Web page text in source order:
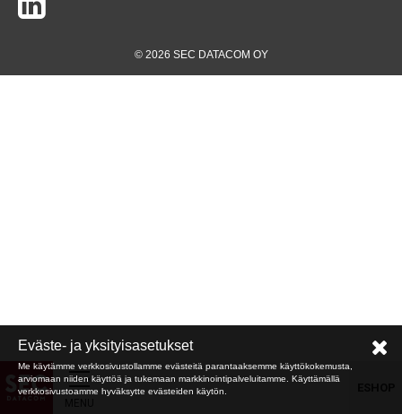
© 2026 SEC DATACOM OY
Eväste- ja yksityisasetukset
Me käytämme verkkosivustollamme evästeitä parantaaksemme käyttökokemusta,
arviomaan niiden käyttöä ja tukemaan markkinointipalveluitamme. Käyttämällä
verkkosivustoamme hyväksytte evästeiden käytön.